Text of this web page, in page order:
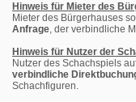
Hinweis für Mieter des
Mieter des Bürgerhauses
Anfrage, der verbindliche
Hinweis für Nutzer der
Nutzer des Schachspiels
verbindliche
Schachfiguren.